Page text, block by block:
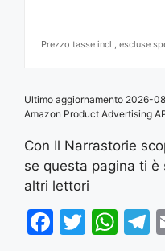
Prezzo tasse incl., escluse
Ultimo aggiornamento 2026-
Amazon Product Advertising
Con Il Narrastorie
se questa pagina ti
altri lettori
F
T
W